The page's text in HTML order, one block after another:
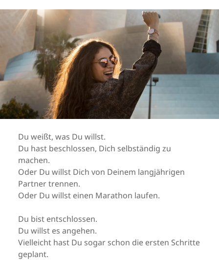
Du weißt, was Du willst.
Du hast beschlossen, Dich selbständig zu
machen.
Oder Du willst Dich von Deinem langjährigen
Partner trennen.
Oder Du willst einen Marathon laufen.
Du bist entschlossen.
Du willst es angehen.
Vielleicht hast Du sogar schon die ersten Schritte
geplant.